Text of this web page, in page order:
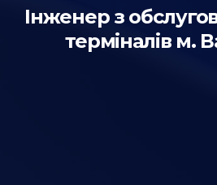
Інженер з
терміналів м.